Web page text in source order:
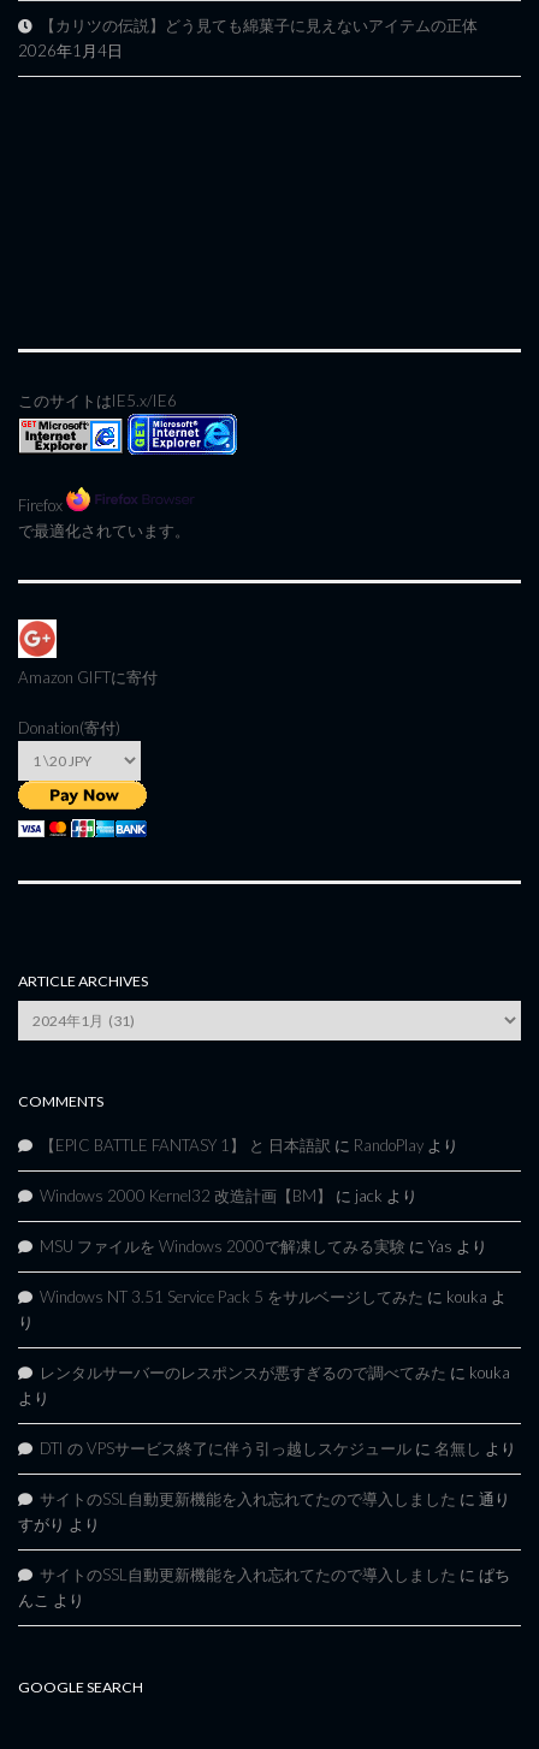
【カリツの伝説】どう見ても綿菓子に見えないアイテムの正体
2026年1月4日
このサイトはIE5.x/IE6
Firefox
で最適化されています。
Amazon GIFTに寄付
Donation(寄付)
ARTICLE ARCHIVES
Archives
COMMENTS
【EPIC BATTLE FANTASY 1】 と 日本語訳 に RandoPlay より
Windows 2000 Kernel32 改造計画【BM】 に jack より
MSU ファイルを Windows 2000で解凍してみる実験 に Yas より
Windows NT 3.51 Service Pack 5 をサルベージしてみた に kouka よ
り
レンタルサーバーのレスポンスが悪すぎるので調べてみた に kouka
より
DTI の VPSサービス終了に伴う引っ越しスケジュール に 名無し より
サイトのSSL自動更新機能を入れ忘れてたので導入しました に 通り
すがり より
サイトのSSL自動更新機能を入れ忘れてたので導入しました に ぱち
んこ より
GOOGLE SEARCH